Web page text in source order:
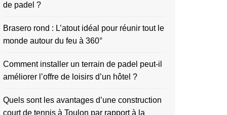
de padel ?
Brasero rond : L’atout idéal pour réunir tout le
monde autour du feu à 360°
Comment installer un terrain de padel peut-il
améliorer l’offre de loisirs d’un hôtel ?
Quels sont les avantages d’une construction
court de tennis à Toulon par rapport à la